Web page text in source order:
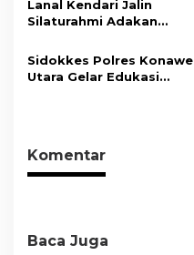
Gerakkan Ekonomi
Daerah
Lanal Kendari Jalin
Silaturahmi Adakan
Bersama Insan Pers.
Sidokkes Polres Konawe
Utara Gelar Edukasi
Sehat
Komentar
Baca Juga